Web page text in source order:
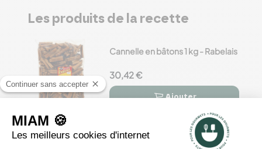
Les produits de la recette
Cannelle en bâtons 1 kg - Rabelais
30,42 €
Ajouter
Cannelle en poudre moulue 430 g